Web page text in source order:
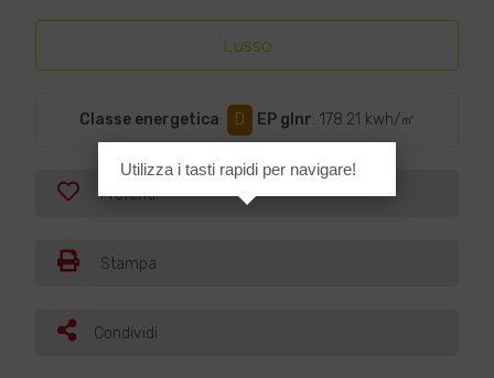
Lusso
Classe energetica: D EP glnr: 178.21 kwh/㎡
Preferiti
Stampa
Condividi
Utilizza i tasti rapidi per navigare!